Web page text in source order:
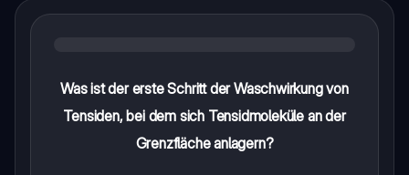
Was ist der erste Schritt der Waschwirkung von
Tensiden, bei dem sich Tensidmoleküle an der
Grenzfläche anlagern?